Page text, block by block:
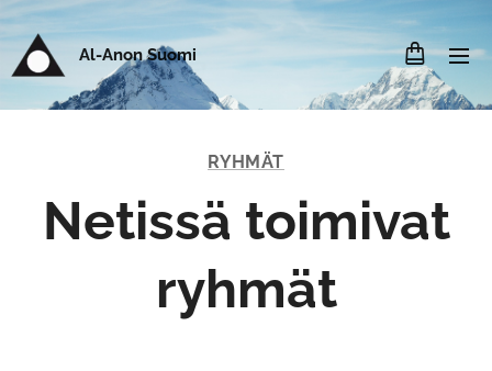
Al-Anon Suomi
RYHMÄT
Netissä toimivat
ryhmät